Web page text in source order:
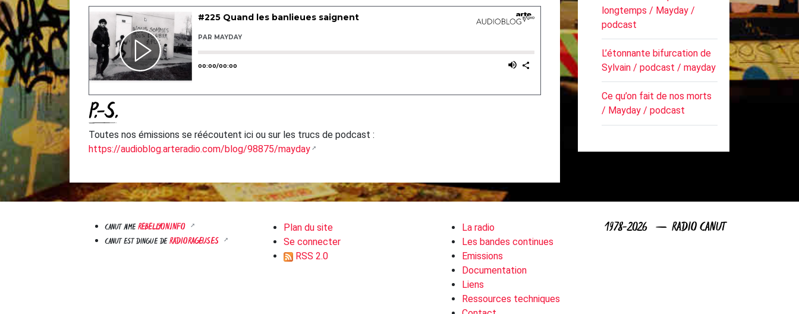
P.-S.
Toutes nos émissions se réécoutent ici ou sur les trucs de podcast :
https://audioblog.arteradio.com/blog/98875/mayday
longtemps / Mayday /
podcast
L’étonnante bifurcation de
Sylvain / podcast / mayday
Ce qu’on fait de nos morts
/ Mayday / podcast
CANUT AIMEREBELLYON.INFO
CANUT EST DINGUE DERADIORAGEUSES
Plan du site
Se connecter
RSS 2.0
La radio
Les bandes continues
Emissions
Documentation
Liens
Ressources techniques
1978-2026 — RADIO CANUT